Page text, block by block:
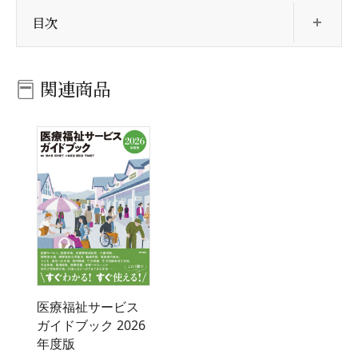
目次
関連商品
医療福祉サービス
ガイドブック 2026
年度版